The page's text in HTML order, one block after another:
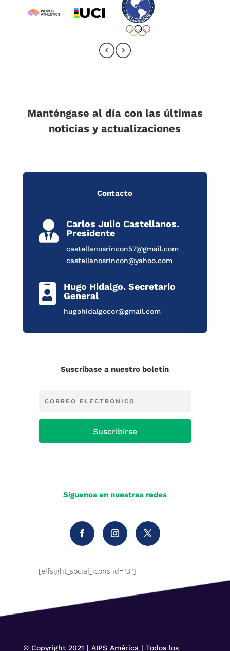
Manténgase al día con las últimas
noticias y actualizaciones
Contacto

Carlos Julio Castellanos.
Presidente
castellanosrincon57@gmail.com
castellanosrincon@yahoo.com

Hugo Hidalgo. Secretario
General
hugohidalgocor@gmail.com
Suscríbase a nuestro boletín
Suscribirse
Síguenos en nuestras redes
[elfsight_social_icons id="3"]
© Copyright 2021 | AIPS América | Todos los